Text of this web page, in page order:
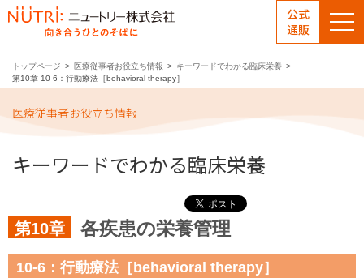
公式
通販
トップページ 医療従事者お役立ち情報
キーワードでわかる臨床栄養
第10章 10-6：行動療法［behavioral therapy］
医療従事者お役立ち情報
キーワードでわかる臨床栄養
第10章 各疾患の栄養管理
10-6：行動療法［behavioral therapy］